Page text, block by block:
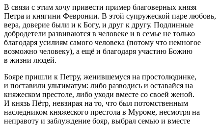
В связи с этим хочу привести пример благоверных князя
Петра и княгини Февронии. В этой супружеской паре любовь,
вера, доверие были и к Богу, и друг к другу. Подлинные
добродетели развиваются в человеке и в семье не только
благодаря усилиям самого человека (потому что немногое
возможно человеку), а ещё и благодаря участию Божию
в жизни людей.
Бояре пришли к Петру, женившемуся на простолюдинке,
и поставили ультиматум: либо разводись и оставайся на
княжеском престоле, либо уходи вместе со своей женой.
И князь Пётр, невзирая на то, что был потомственным
наследником княжеского престола в Муроме, несмотря на
неправоту и заблуждение бояр, выбрал семью и вместе